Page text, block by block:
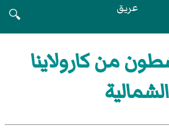
عريق
🔍
من كارولاينا
الشمالية